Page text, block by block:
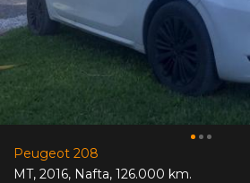
Peugeot 208
MT, 2016, Nafta, 126.000 km.